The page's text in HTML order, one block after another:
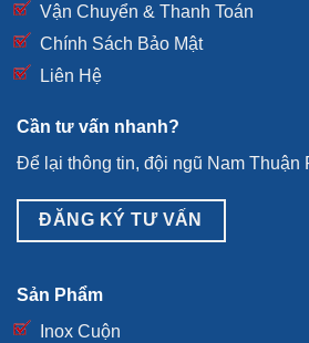
Vận Chuyển & Thanh Toán
Chính Sách Bảo Mật
Liên Hệ
Cần tư vấn nhanh?
Để lại thông tin, đội ngũ Nam Thuận
ĐĂNG KÝ TƯ VẤN
Sản Phẩm
Inox Cuộn